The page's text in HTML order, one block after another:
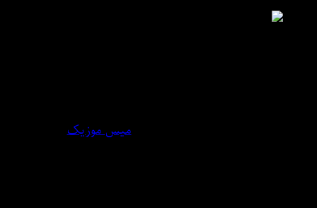
بنام دنیای کوچیک ما ازمیس موزیک